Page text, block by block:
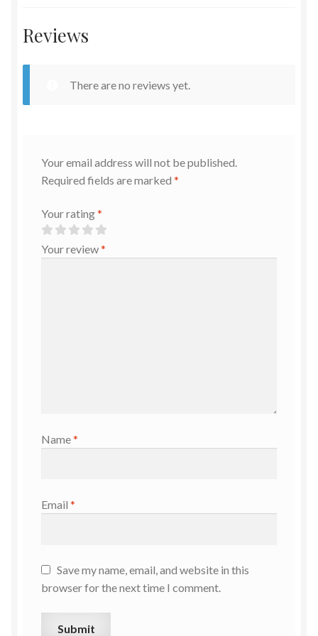
Reviews
There are no reviews yet.
Your email address will not be published.
Required fields are marked *
Your rating*
Your review*
Name*
Email *
Save my name, email, and website in this
browser for the next time I comment.